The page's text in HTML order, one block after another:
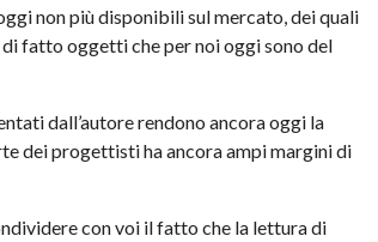
non più disponibili sul mercato, dei quali
di fatto oggetti che per noi oggi sono del
dall’autore rendono ancora oggi la
dei progettisti ha ancora ampi margini di
con voi il fatto che la lettura di